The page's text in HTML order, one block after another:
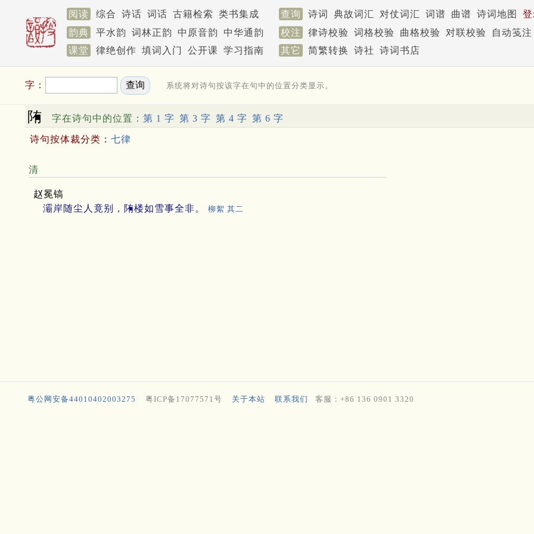
阅读 综合 诗话 词话 古籍检索 类书集成 查询 诗词 典故词汇 对仗词汇 词谱 曲谱 诗词地图
韵典
平水韵 词林正韵 中原音韵 中华通韵 校注 律诗校验 词格校验 曲格校验 对联校验
自动笺注
课堂
律绝创作 填词入门 公开课 学习指南 其它 简繁转换 诗社 诗词书店
字： 系统将对诗句按该字在句中的位置分类显示。
陏 字在诗句中的位置： 第 1 字 第 3 字 第 4 字 第 6 字
诗句按体裁分类： 七律
清
赵冕镐
灞岸随尘人竟别，陏楼如雪事全非。
柳絮 其二
粤公网安备44010402003275 粤ICP备17077571号 关于本站 联系我们 客服：+86 136 0901 3320